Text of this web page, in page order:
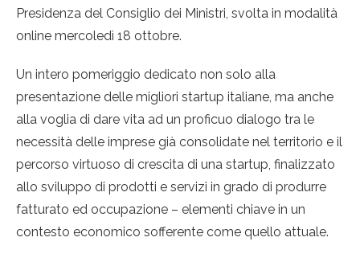
Presidenza del Consiglio dei Ministri, svolta in modalità
online mercoledì 18 ottobre.
Un intero pomeriggio dedicato non solo alla
presentazione delle migliori startup italiane, ma anche
alla voglia di dare vita ad un proficuo dialogo tra le
necessità delle imprese già consolidate nel territorio e il
percorso virtuoso di crescita di una startup, finalizzato
allo sviluppo di prodotti e servizi in grado di produrre
fatturato ed occupazione – elementi chiave in un
contesto economico sofferente come quello attuale.